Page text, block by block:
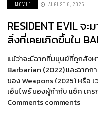
MOVIE AUGUST 6, 2026
RESIDENT EVIL จ
สิ่งที่เคยเกิดขึ้นใน
แม้ว่าจะมีฉากที่มนุษย์ที่ถูกสัง
Barbarian (2022) และฉาก
ของ Weapons (2025) หรือ
เอ็มไพร์ ของผู้กำกับ แซ็ค เค
Comments comments